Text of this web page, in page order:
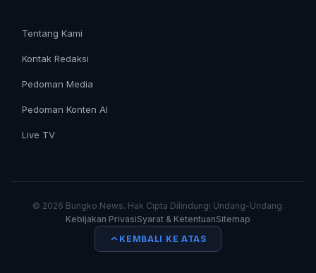
Tentang Kami
Kontak Redaksi
Pedoman Media
Pedoman Konten AI
Live TV
© 2026 Bungko News. Hak Cipta Dilindungi Undang-Undang.
Kebijakan PrivasiSyarat & KetentuanSitemap
KEMBALI KE ATAS